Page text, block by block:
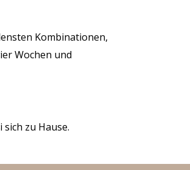
Kombinationen,
Wochen und
zu Hause.